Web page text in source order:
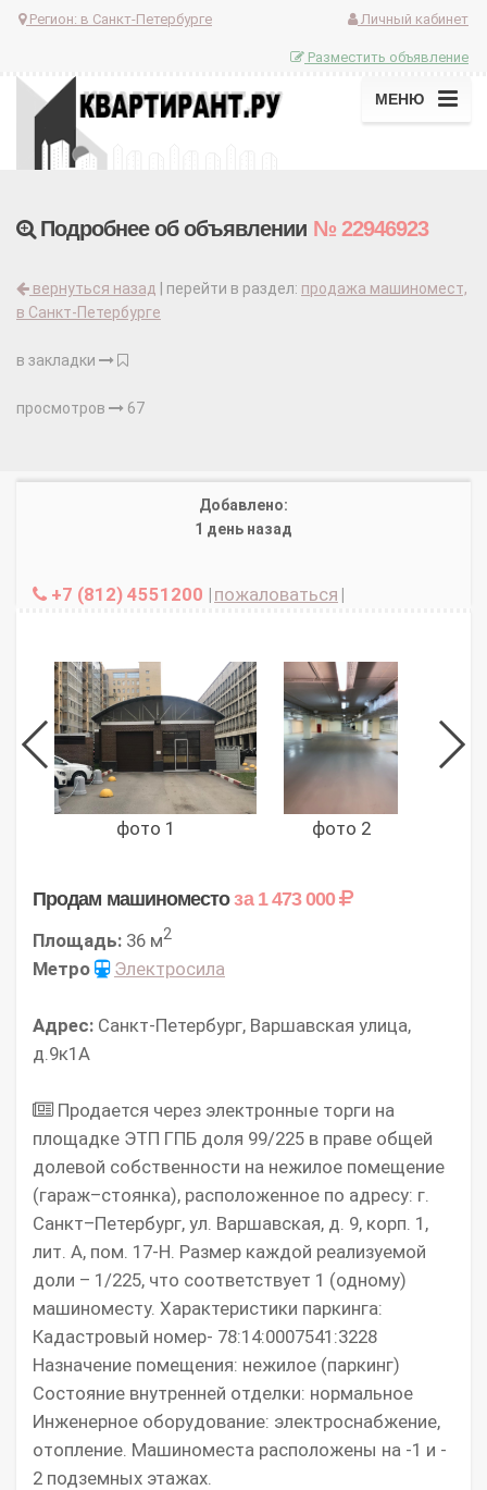
Регион: в Санкт-Петербурге Личный кабинет
Разместить объявление
МЕНЮ
Подробнее об объявлении № 22946923
вернуться назад | перейти в раздел: продажа машиномест,
в Санкт-Петербурге
в закладки
просмотров 67
Добавлено:
1 день назад
+7 (812) 4551200 | пожаловаться |
фото 1 фото 2
Продам машиноместоза 1 473 000
Площадь: 36 м2
Метро Электросила
Адрес: Санкт-Петербург, Варшавская улица,
д.9к1А
Продается через электронные торги на
площадке ЭТП ГПБ доля 99/225 в праве общей
долевой собственности на нежилое помещение
(гараж–стоянка), расположенное по адресу: г.
Санкт–Петербург, ул. Варшавская, д. 9, корп. 1,
лит. А, пом. 17-Н. Размер каждой реализуемой
доли – 1/225, что соответствует 1 (одному)
машиноместу. Характеристики паркинга:
Кадастровый номер- 78:14:0007541:3228
Назначение помещения: нежилое (паркинг)
Состояние внутренней отделки: нормальное
Инженерное оборудование: электроснабжение,
отопление. Машиноместа расположены на -1 и -
2 подземных этажах.